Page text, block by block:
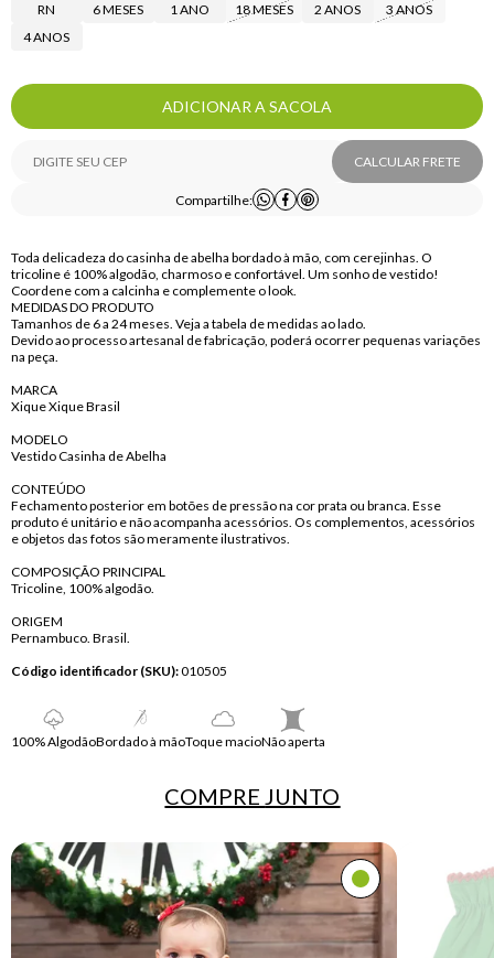
RN 6 MESES 1 ANO 18 MESES 2 ANOS
3 ANOS
4 ANOS
ADICIONAR A SACOLA
CALCULAR FRETE
Compartilhe:
Código identificador (SKU):010505
Toda delicadeza do casinha de abelha bordado à mão, com cerejinhas. O
tricoline é 100% algodão, charmoso e confortável. Um sonho de vestido!
Coordene com a calcinha e complemente o look.
MEDIDAS DO PRODUTO
Tamanhos de 6 a 24 meses. Veja a tabela de medidas ao lado.
Devido ao processo artesanal de fabricação, poderá ocorrer pequenas variações
na peça.
MARCA
Xique Xique Brasil
MODELO
Vestido Casinha de Abelha
CONTEÚDO
Fechamento posterior em botões de pressão na cor prata ou branca. Esse
produto é unitário e não acompanha acessórios. Os complementos, acessórios
e objetos das fotos são meramente ilustrativos.
COMPOSIÇÃO PRINCIPAL
Tricoline, 100% algodão.
ORIGEM
Pernambuco. Brasil.
100% AlgodãoBordado à mãoToque macioNão aperta
COMPREJUNTO